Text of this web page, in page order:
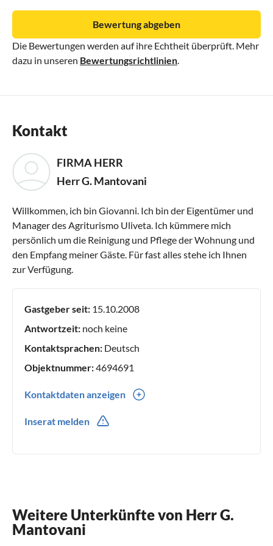
Die Bewertungen werden auf ihre Echtheit überprüft. Mehr
dazu in unseren Bewertungsrichtlinien
Bewertung abgeben
Kontakt
FIRMA HERR
Herr G. Mantovani
Willkommen, ich bin Giovanni. Ich bin der Eigentümer und
Manager des Agriturismo Uliveta. Ich kümmere mich
persönlich um die Reinigung und Pflege der Wohnung und
den Empfang meiner Gäste. Für fast alles stehe ich Ihnen
zur Verfügung.
Gastgeber seit: 15.10.2008
Antwortzeit: noch keine
Kontaktsprachen: Deutsch
Objektnummer:4694691
Kontaktdaten anzeigen
Inserat melden
Weitere Unterkünfte von Herr G.
Mantovani